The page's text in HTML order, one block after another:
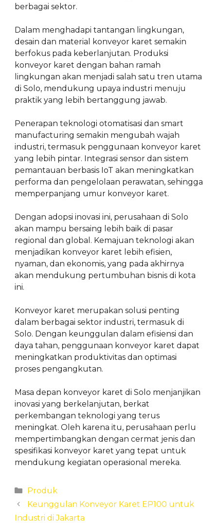
berbagai sektor.
Dalam menghadapi tantangan lingkungan,
desain dan material konveyor karet semakin
berfokus pada keberlanjutan. Produksi
konveyor karet dengan bahan ramah
lingkungan akan menjadi salah satu tren utama
di Solo, mendukung upaya industri menuju
praktik yang lebih bertanggung jawab.
Penerapan teknologi otomatisasi dan smart
manufacturing semakin mengubah wajah
industri, termasuk penggunaan konveyor karet
yang lebih pintar. Integrasi sensor dan sistem
pemantauan berbasis IoT akan meningkatkan
performa dan pengelolaan perawatan, sehingga
memperpanjang umur konveyor karet.
Dengan adopsi inovasi ini, perusahaan di Solo
akan mampu bersaing lebih baik di pasar
regional dan global. Kemajuan teknologi akan
menjadikan konveyor karet lebih efisien,
nyaman, dan ekonomis, yang pada akhirnya
akan mendukung pertumbuhan bisnis di kota
ini.
Konveyor karet merupakan solusi penting
dalam berbagai sektor industri, termasuk di
Solo. Dengan keunggulan dalam efisiensi dan
daya tahan, penggunaan konveyor karet dapat
meningkatkan produktivitas dan optimasi
proses pengangkutan.
Masa depan konveyor karet di Solo menjanjikan
inovasi yang berkelanjutan, berkat
perkembangan teknologi yang terus
meningkat. Oleh karena itu, perusahaan perlu
mempertimbangkan dengan cermat jenis dan
spesifikasi konveyor karet yang tepat untuk
mendukung kegiatan operasional mereka.
Categories
Produk
Keunggulan Konveyor Karet EP100 untuk
Industri di Jakarta